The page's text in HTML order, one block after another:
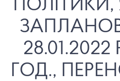
ПОЛІТИКИ,
28.01.2022
ГОД.,